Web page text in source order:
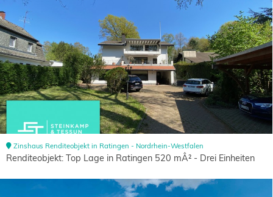
Zinshaus Renditeobjekt in Ratingen - Nordrhein-Westfalen
Renditeobjekt: Top Lage in Ratingen 520 mÂ² - Drei Einheiten